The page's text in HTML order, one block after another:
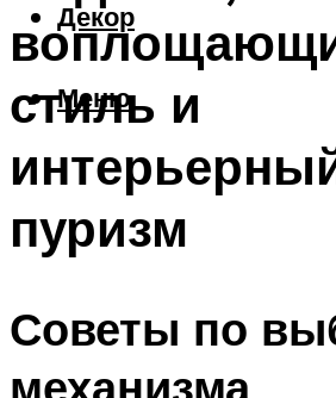
Декор
Меню
стиль и
пуризм
Советы по